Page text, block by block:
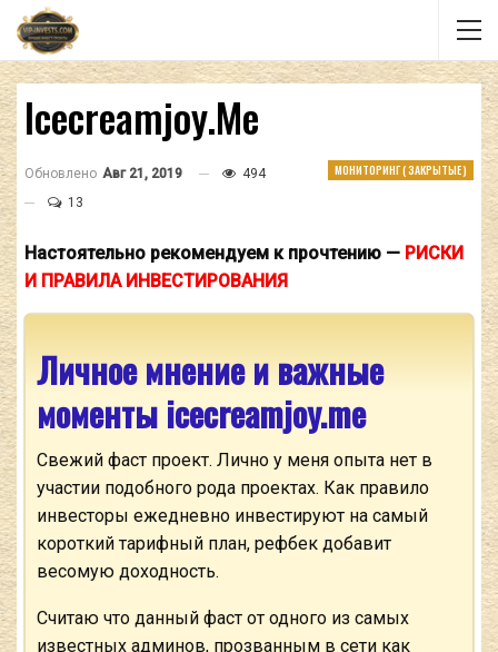
Icecreamjoy.me
МОНИТОРИНГ ( ЗАКРЫТЫЕ )
Обновлено Авг 21, 2019
494
13
Настоятельно рекомендуем к прочтению — РИСКИ
И ПРАВИЛА ИНВЕСТИРОВАНИЯ
Личное мнение и важные
моменты icecreamjoy.me
Свежий фаст проект. Лично у меня опыта нет в
участии подобного рода проектах. Как правило
инвесторы ежедневно инвестируют на самый
короткий тарифный план, рефбек добавит
весомую доходность.
Считаю что данный фаст от одного из самых
известных админов, прозванным в сети как